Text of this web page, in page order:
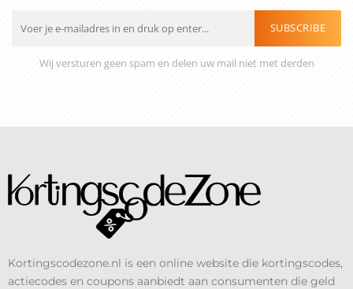
SUBSCRIBE
Wij versturen geen spam en delen uw mail niet met derden
Kortingscodezone.nl is een online website die kortingscodes,
actiecodes en coupons aanbiedt aan consumenten die geld